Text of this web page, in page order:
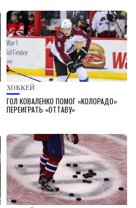
ХОККЕЙ
ГОЛ КОВАЛЕНКО ПОМОГ «КОЛОРАДО»
ПЕРЕИГРАТЬ «ОТТАВУ»